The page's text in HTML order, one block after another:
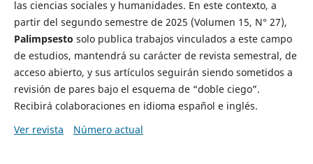
las ciencias sociales y humanidades. En este contexto, a
partir del segundo semestre de 2025 (Volumen 15, N° 27),
Palimpsesto solo publica trabajos vinculados a este campo
de estudios, mantendrá su carácter de revista semestral, de
acceso abierto, y sus artículos seguirán siendo sometidos a
revisión de pares bajo el esquema de “doble ciego”.
Recibirá colaboraciones en idioma español e inglés.
Ver revista
Número actual